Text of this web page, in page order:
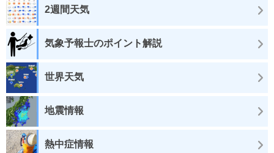
2週間天気
気象予報士のポイント解説
世界天気
地震情報
熱中症情報